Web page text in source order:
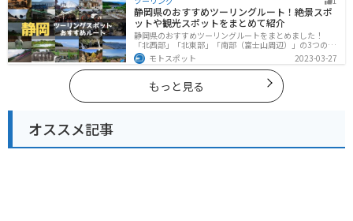
県にツーリングに行く際は参考にしてください。
静岡県のおすすめツーリングルート！絶景スポ
ットや観光スポットをまとめて紹介
静岡県のおすすめツーリングルートをまとめました！
「北西部」「北東部」「南部（富士山周辺）」の3つのル
ート紹介します。富士山を中心に自然豊かな景色や食事
を楽しめるスポットが多数あります。バイクで静岡県に
ツーリングに行く際は参考にしてください。
モトスポット 2023-03-27
もっと見る
オススメ記事